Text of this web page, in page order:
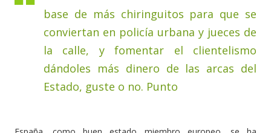
base de más chiringuitos para que se
conviertan en policía urbana y jueces de
la calle, y fomentar el clientelismo
dándoles más dinero de las arcas del
Estado, guste o no. Punto